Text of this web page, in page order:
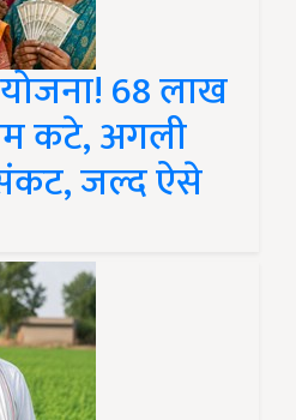
68 लाख
कटे, अगली
जल्द ऐसे